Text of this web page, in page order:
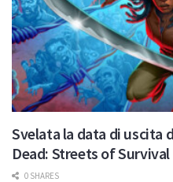
Svelata la data di uscita
Dead: Streets of Survival
0 SHARES